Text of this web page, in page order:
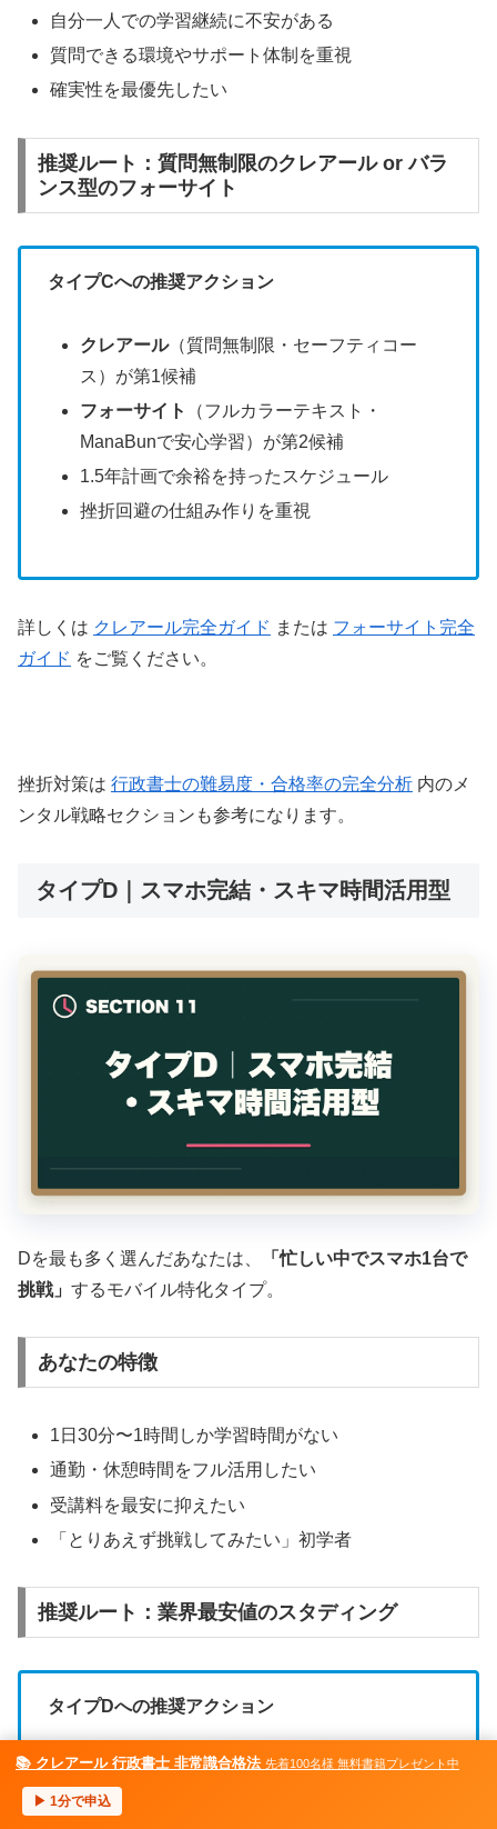
自分一人での学習継続に不安がある
質問できる環境やサポート体制を重視
確実性を最優先したい
推奨ルート：質問無制限のクレアール or バラ
ンス型のフォーサイト
タイプCへの推奨アクション
クレアール（質問無制限・セーフティコー
ス）が第1候補
フォーサイト
（フルカラーテキスト・
ManaBunで安心学習）が第2候補
1.5年計画で余裕を持ったスケジュール
挫折回避の仕組み作りを重視
詳しくは クレアール完全ガイド または フォーサイト完全
ガイド をご覧ください。
挫折対策は 行政書士の難易度・合格率の完全分析 内のメ
ンタル戦略セクションも参考になります。
タイプD｜スマホ完結・スキマ時間活用型
Dを最も多く選んだあなたは、
「忙しい中でスマホ1台で
挑戦」 するモバイル特化タイプ。
あなたの特徴
1日30分〜1時間しか学習時間がない
通勤・休憩時間をフル活用したい
受講料を最安に抑えたい
「とりあえず挑戦してみたい」初学者
推奨ルート：業界最安値のスタディング
タイプDへの推奨アクション
スタディング（3万円台〜・スマホ完結・AI学
習）が最適
メニュー
📚 クレアール 行政書士 非常識合格法 先着100名様 無料書籍プレゼント中
▶ 1分で申込